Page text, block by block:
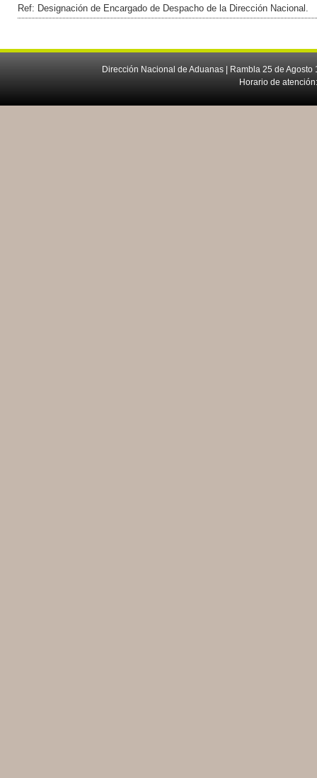
Ref: Designación de Encargado de Despacho de la Dirección Nacional.
Dirección Nacional de Aduanas | Rambla 25 de
Horario de